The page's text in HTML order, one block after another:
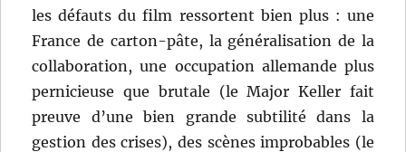
les défauts du film ressortent bien plus : une
France de carton-pâte, la généralisation de la
collaboration, une occupation allemande plus
pernicieuse que brutale (le Major Keller fait
preuve d’une bien grande subtilité dans la
gestion des crises), des scènes improbables (le